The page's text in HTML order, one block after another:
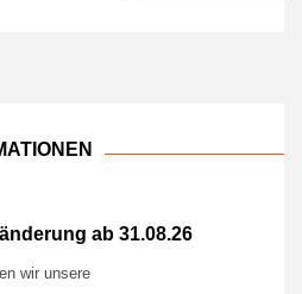
ab 31.08.26
wir unsere